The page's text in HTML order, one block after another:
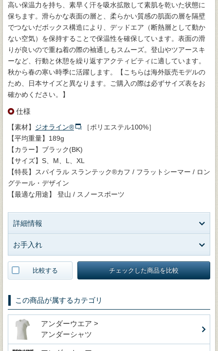
高い保温力を持ち、素早く汗を吸水拡散して素肌を乾いた状態に
保ちます。滑らかな表面の層と、柔らかい質感の肌面の層を隔壁
でつないだボックス構造により、デッドエア（断熱層として動か
ない空気）を保持することで保温性を確保しています。表面の滑
りが良いので重ね着の際の袖通しもスムーズ。登山やツアースキ
ーなど、行動と休憩を繰り返すアクティビティに適しています。
秋から春の寒い時季に活躍します。【こちらは海外販売モデルの
ため、日本サイズと異なります。ご購入の際は必ずサイズ表をお
確かめください。】
仕様
【素材】 ジオライン®
［ポリエステル100%］
【平均重量】189g
【カラー】ブラック(BK)
【サイズ】S、M、L、XL
【特長】スパイラル スランテック®カフ / フラットシーマー / ロン
グテール・デザイン
【最適な用途】 登山 / スノースポーツ
詳細情報
お手入れ
比較する チェックした商品を比較
この商品が属するカテゴリ
アンダーウエア >
アンダーシャツ